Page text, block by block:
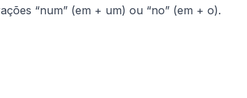
“num” (em + um) ou “no” (em + o).